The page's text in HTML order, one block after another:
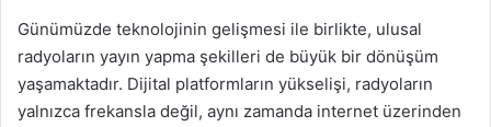
Günümüzde teknolojinin gelişmesi ile birlikte, ulusal
radyoların yayın yapma şekilleri de büyük bir dönüşüm
yaşamaktadır. Dijital platformların yükselişi, radyoların
yalnızca frekansla değil, aynı zamanda internet üzerinden